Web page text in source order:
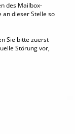
des Mailbox-
an dieser Stelle so
Sie bitte zuerst
Störung vor,